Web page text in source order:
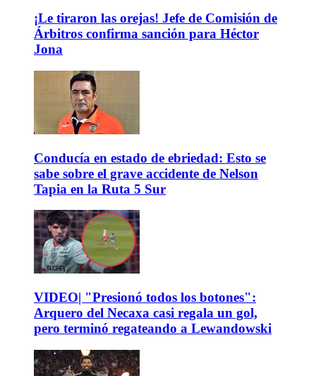
¡Le tiraron las orejas! Jefe de Comisión de
Árbitros confirma sanción para Héctor
Jona
Conducía en estado de ebriedad: Esto se
sabe sobre el grave accidente de Nelson
Tapia en la Ruta 5 Sur
VIDEO| "Presionó todos los botones":
Arquero del Necaxa casi regala un gol,
pero terminó regateando a Lewandowski